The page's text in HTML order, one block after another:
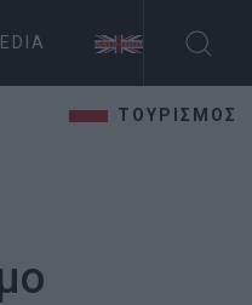
ΤΟΥΡΙΣΜΟΣ